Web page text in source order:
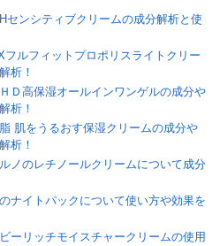
センシティブクリームの成分解析と使
フルフィットプロポリスライトクリー
析！
Ｄ高保湿オールインワンゲルの成分や
析！
肌をうるおす保湿クリームの成分や
析！
ノのレチノールクリームについて成分
ナイトパックについて使い方や効果を
ーリッチモイスチャークリームの使用